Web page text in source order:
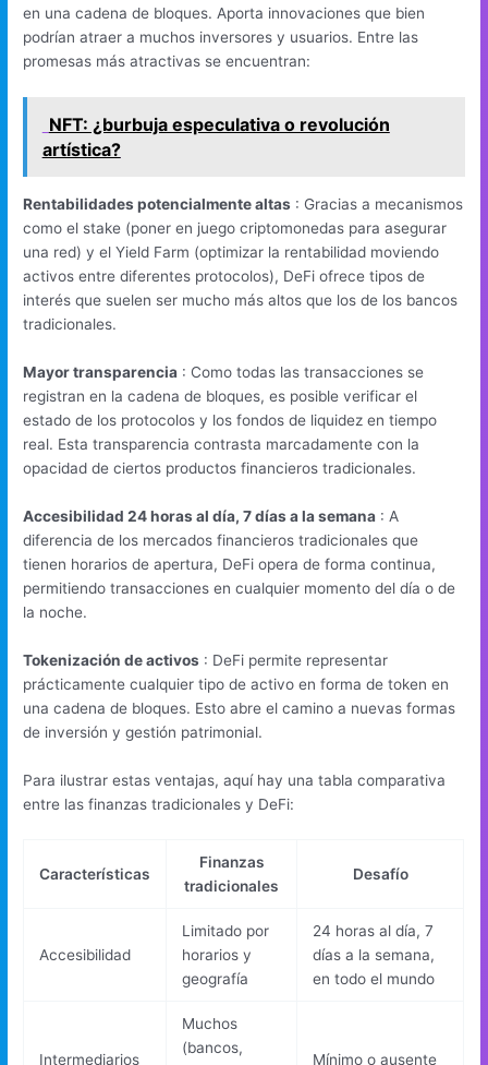
en una cadena de bloques. Aporta innovaciones que bien
podrían atraer a muchos inversores y usuarios. Entre las
promesas más atractivas se encuentran:
NFT: ¿burbuja especulativa o revolución
artística?
Rentabilidades potencialmente altas : Gracias a mecanismos
como el stake (poner en juego criptomonedas para asegurar
una red) y el Yield Farm (optimizar la rentabilidad moviendo
activos entre diferentes protocolos), DeFi ofrece tipos de
interés que suelen ser mucho más altos que los de los bancos
tradicionales.
Mayor transparencia : Como todas las transacciones se
registran en la cadena de bloques, es posible verificar el
estado de los protocolos y los fondos de liquidez en tiempo
real. Esta transparencia contrasta marcadamente con la
opacidad de ciertos productos financieros tradicionales.
Accesibilidad 24 horas al día, 7 días a la semana : A
diferencia de los mercados financieros tradicionales que
tienen horarios de apertura, DeFi opera de forma continua,
permitiendo transacciones en cualquier momento del día o de
la noche.
Tokenización de activos : DeFi permite representar
prácticamente cualquier tipo de activo en forma de token en
una cadena de bloques. Esto abre el camino a nuevas formas
de inversión y gestión patrimonial.
Para ilustrar estas ventajas, aquí hay una tabla comparativa
entre las finanzas tradicionales y DeFi:
Características
Finanzas
tradicionales
Desafío
Accesibilidad
Limitado por
horarios y
geografía
24 horas al día, 7
días a la semana,
en todo el mundo
Intermediarios
Muchos
(bancos,
Mínimo o ausente